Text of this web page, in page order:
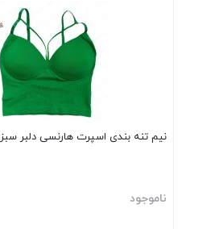
نیم تنه بندی اسپرت هارنسی دلبر سبز
ناموجود